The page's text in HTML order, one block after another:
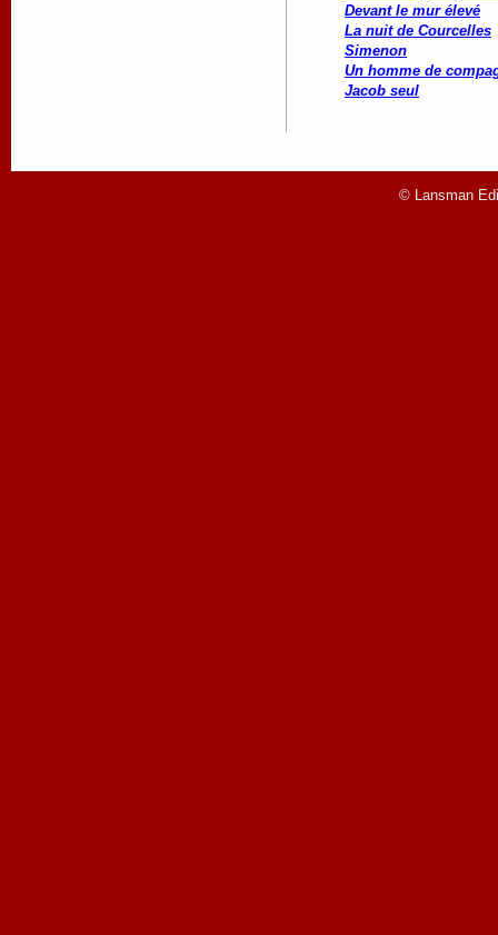
Devant le mur élevé
La nuit de Courcelles
Simenon
Un homme de
Jacob seul
© Lansman